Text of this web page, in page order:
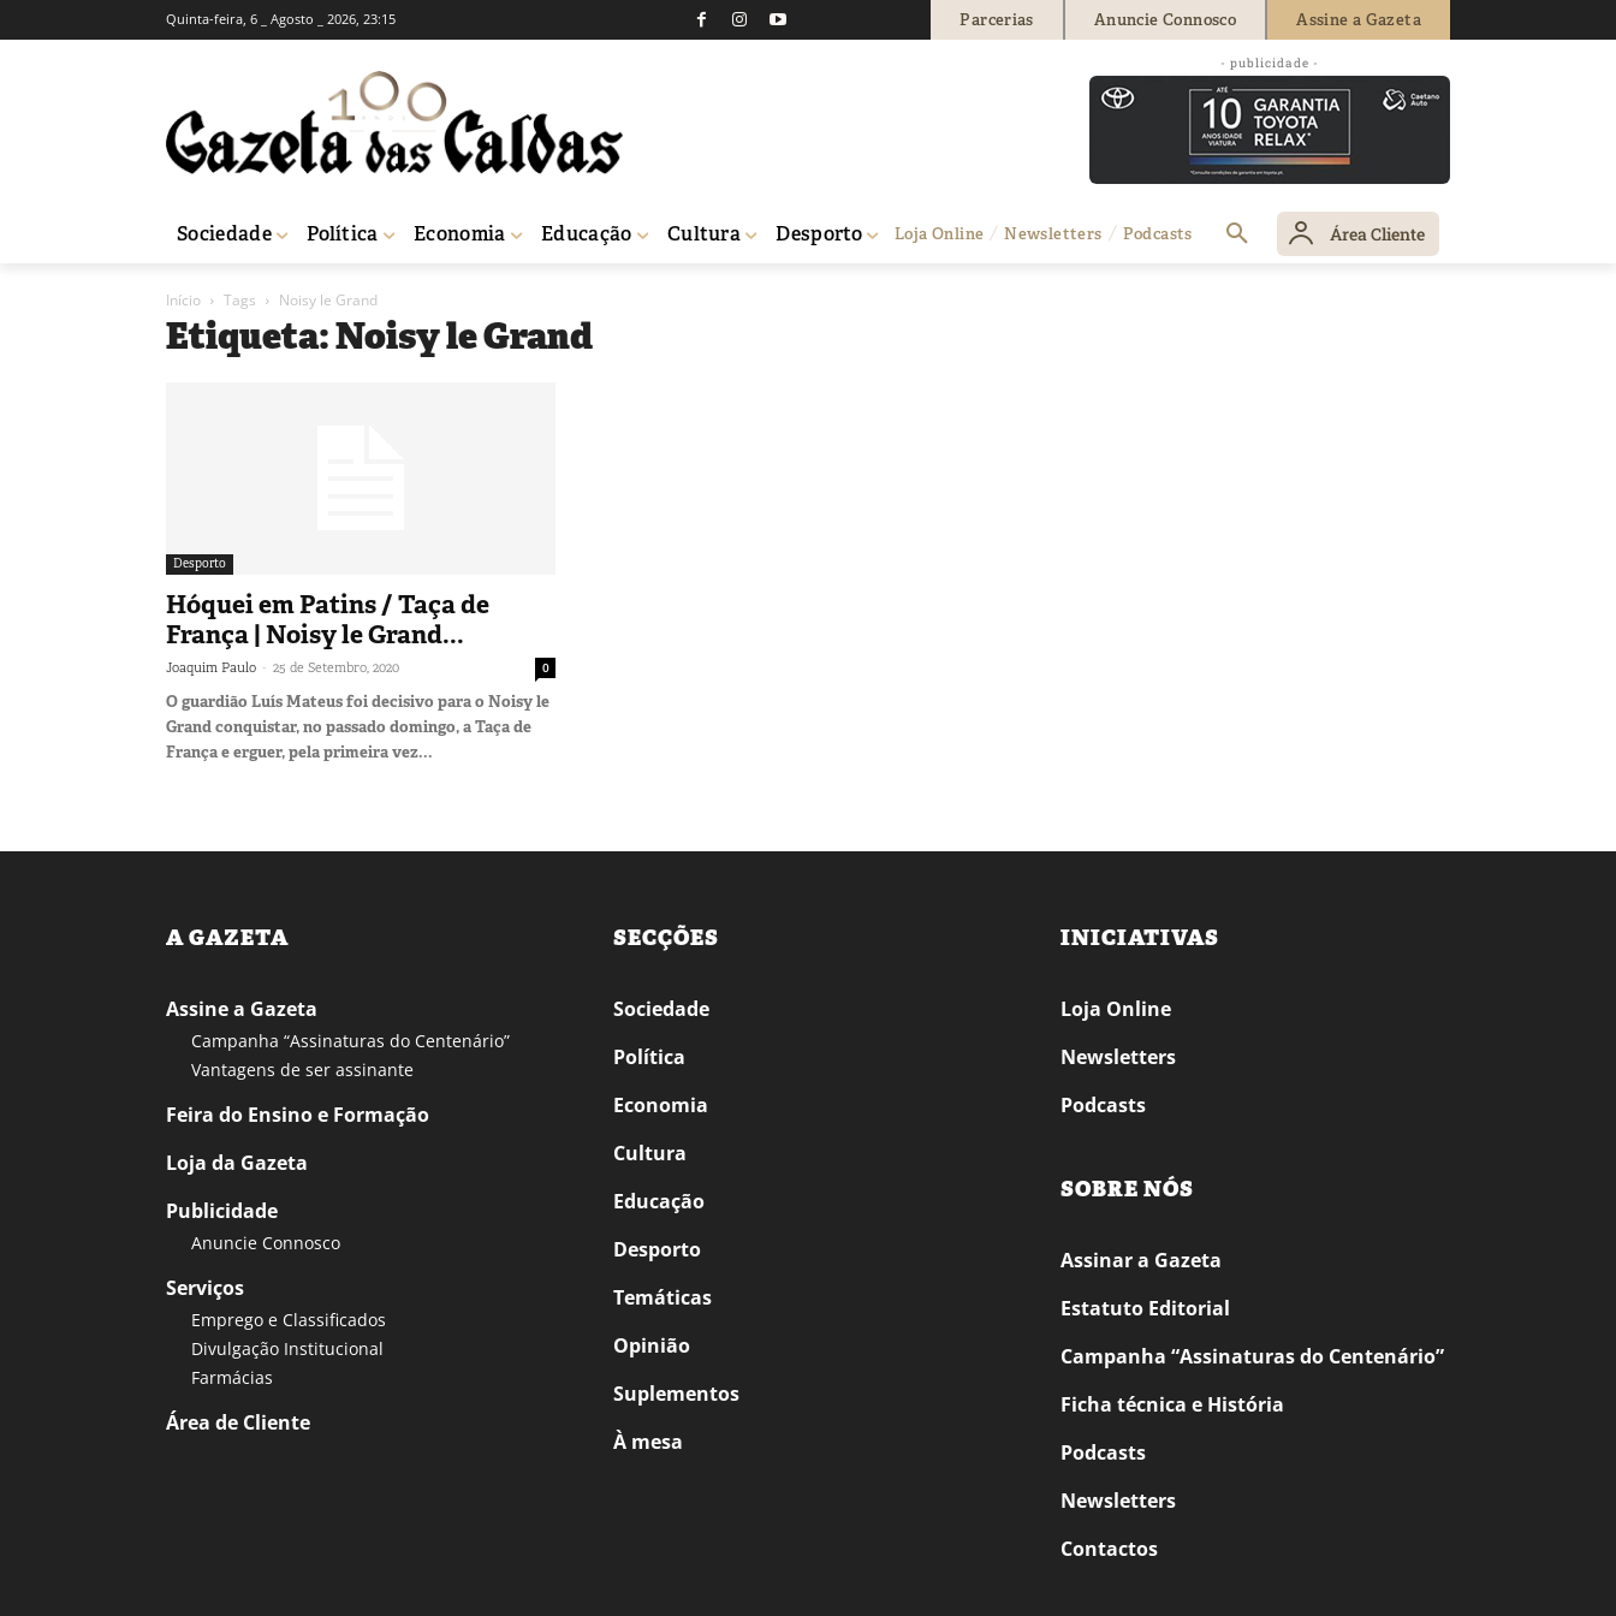
Quinta-feira, 6 _ Agosto _ 2026, 23:15 Parcerias Anuncie Connosco Assine a Gazeta
- publicidade -
Sociedade Política Economia Educação Cultura Desporto Loja Online Newsletters Podcasts Área Cliente
Início Tags Noisy le Grand
Etiqueta: Noisy le Grand
Desporto
Hóquei em Patins / Taça de
França | Noisy le Grand...
Joaquim Paulo - 25 de Setembro, 2020 0
O guardião Luís Mateus foi decisivo para o Noisy le
Grand conquistar, no passado domingo, a Taça de
França e erguer, pela primeira vez...
A GAZETA
Assine a Gazeta
Campanha “Assinaturas do Centenário”
Vantagens de ser assinante
Feira do Ensino e Formação
Loja da Gazeta
Publicidade
Anuncie Connosco
Serviços
Emprego e Classificados
Divulgação Institucional
Farmácias
Área de Cliente
SECÇÕES
Sociedade
Política
Economia
Cultura
Educação
Desporto
Temáticas
Opinião
Suplementos
À mesa
INICIATIVAS
Loja Online
Newsletters
Podcasts
SOBRE NÓS
Assinar a Gazeta
Estatuto Editorial
Campanha “Assinaturas do Centenário”
Ficha técnica e História
Podcasts
Newsletters
Contactos